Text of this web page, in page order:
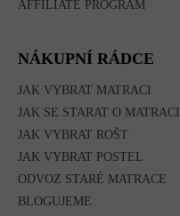
AFFILIATE PROGRAM
NÁKUPNÍ RÁDCE
JAK VYBRAT MATRACI
JAK SE STARAT O MATRACI
JAK VYBRAT ROŠT
JAK VYBRAT POSTEL
ODVOZ STARÉ MATRACE
BLOGUJEME